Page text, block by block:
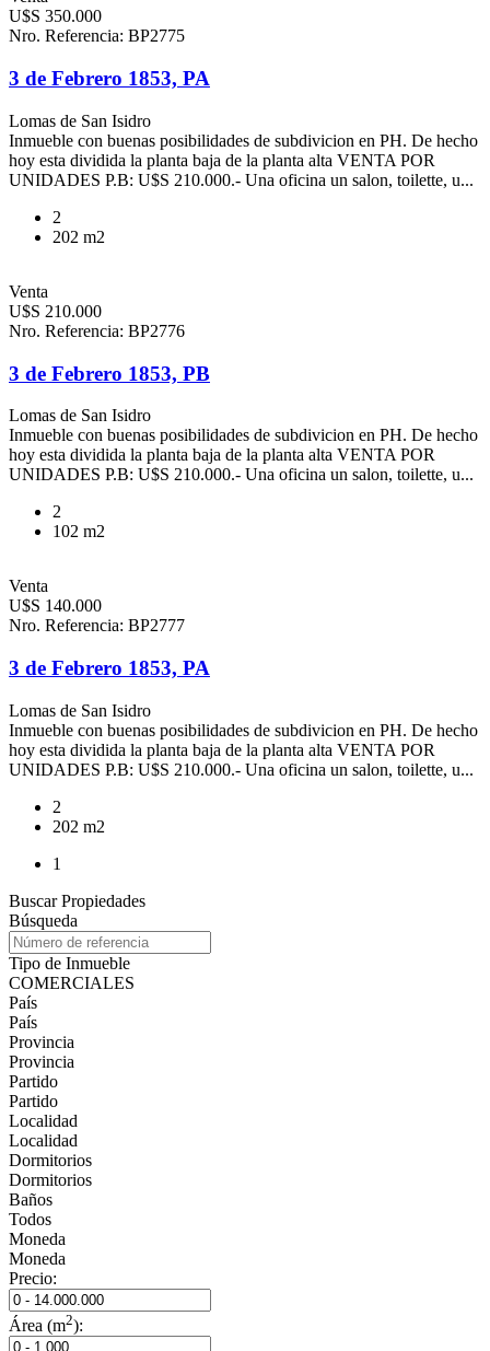
U$S 350.000
Nro. Referencia: BP2775
3 de Febrero 1853, PA
Lomas de San Isidro
Inmueble con buenas posibilidades de subdivicion en PH. De hecho
hoy esta dividida la planta baja de la planta alta VENTA POR
UNIDADES P.B: U$S 210.000.- Una oficina un salon, toilette, u...
2
202 m2
Venta
U$S 210.000
Nro. Referencia: BP2776
3 de Febrero 1853, PB
Lomas de San Isidro
Inmueble con buenas posibilidades de subdivicion en PH. De hecho
hoy esta dividida la planta baja de la planta alta VENTA POR
UNIDADES P.B: U$S 210.000.- Una oficina un salon, toilette, u...
2
102 m2
Venta
U$S 140.000
Nro. Referencia: BP2777
3 de Febrero 1853, PA
Lomas de San Isidro
Inmueble con buenas posibilidades de subdivicion en PH. De hecho
hoy esta dividida la planta baja de la planta alta VENTA POR
UNIDADES P.B: U$S 210.000.- Una oficina un salon, toilette, u...
2
202 m2
1
Buscar Propiedades
Búsqueda
Tipo de Inmueble
COMERCIALES
País
País
Provincia
Provincia
Partido
Partido
Localidad
Localidad
Dormitorios
Dormitorios
Baños
Todos
Moneda
Moneda
Precio:
Área (m2):